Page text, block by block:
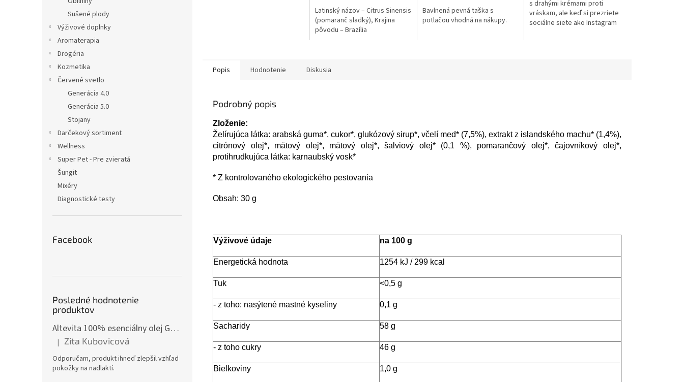
Sušené plody
Výživové doplnky
Aromaterapia
Drogéria
Kozmetika
Červené svetlo
Generácia 4.0
Generácia 5.0
Stojany
Darčekový sortiment
Wellness
Super Pet - Pre zvieratá
Šungit
Mixéry
Diagnostické testy
Facebook
Posledné hodnotenie
produktov
Altevita 100% esenciálny olej GÁFOR – Olej pozitívnej energie 10ml
Hodnotenie produktu je 5 z 5 hviezdičiek.
| Zita Kubovicová
Odporučam, produkt ihneď zlepšil vzhľad
pokožky na nadlaktí.
hviezdičiek.
Latinský názov – Citrus Sinensis
(pomaranč sladký), Krajina
pôvodu – Brazília
Bavlnená pevná taška s
potlačou vhodná na nákupy.
5
hviezdičiek.
s drahými krémami proti
vráskam, ale keď si prezriete
sociálne siete ako Instagram
Popis Hodnotenie Diskusia
Podrobný popis
Zloženie:
Želírujúca látka: arabská guma*, cukor*, glukózový sirup*, včelí med* (7,5%), extrakt z islandského machu* (1,4%),
citrónový olej*, mätový olej*, mätový olej*, šalviový olej* (0,1 %), pomarančový olej*, čajovníkový olej*,
protihrudkujúca látka: karnaubský vosk*
* Z kontrolovaného ekologického pestovania
Obsah: 30 g
Výživové údaje na 100 g
Energetická hodnota 1254 kJ / 299 kcal
Tuk <0,5 g
- z toho: nasýtené mastné kyseliny 0,1 g
Sacharidy 58 g
- z toho cukry 46 g
Bielkoviny 1,0 g